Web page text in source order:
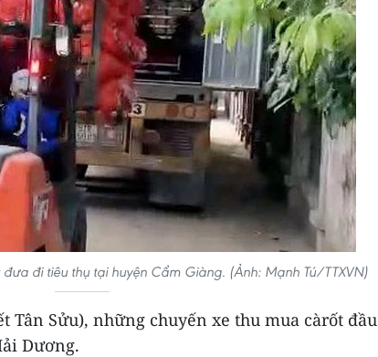
đi tiêu thụ tại huyện Cẩm Giàng. (Ảnh: Mạnh Tú/TTXVN)
Tân Sửu), những chuyến xe thu mua càrốt đầu
Dương.